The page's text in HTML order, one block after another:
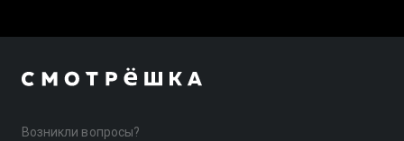
Возникли вопросы?